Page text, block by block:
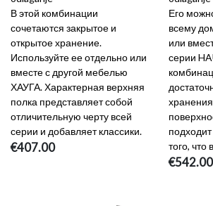
В этой комбинации
сочетаются закрытое и
открытое хранение.
Используйте ее отдельно или
вместе с другой мебелью
ХАУГА. Характерная верхняя
полка представляет собой
отличительную черту всей
серии и добавляет классики.
€407.00
Его
всему
или
серии
того, что
€542.00